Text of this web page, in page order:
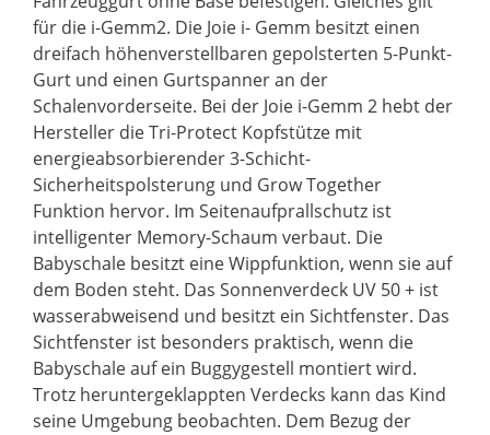
für die i-Gemm2. Die Joie i- Gemm besitzt einen
dreifach höhenverstellbaren gepolsterten 5-Punkt-
Gurt und einen Gurtspanner an der
Schalenvorderseite. Bei der Joie i-Gemm 2 hebt der
Hersteller die Tri-Protect Kopfstütze mit
energieabsorbierender 3-Schicht-
Sicherheitspolsterung und Grow Together
Funktion hervor. Im Seitenaufprallschutz ist
intelligenter Memory-Schaum verbaut. Die
Babyschale besitzt eine Wippfunktion, wenn sie auf
dem Boden steht. Das Sonnenverdeck UV 50 + ist
wasserabweisend und besitzt ein Sichtfenster. Das
Sichtfenster ist besonders praktisch, wenn die
Babyschale auf ein Buggygestell montiert wird.
Trotz heruntergeklappten Verdecks kann das Kind
seine Umgebung beobachten. Dem Bezug der